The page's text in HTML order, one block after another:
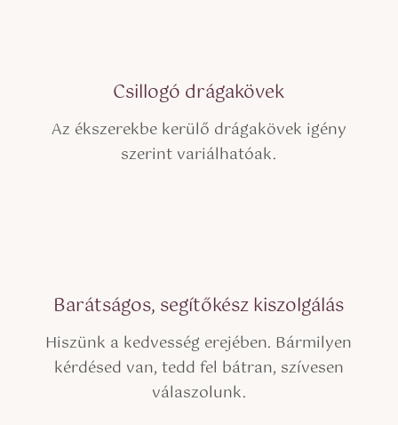
Csillogó drágakövek
Az ékszerekbe kerülő drágakövek igény
szerint variálhatóak.
Barátságos, segítőkész kiszolgálás
Hiszünk a kedvesség erejében. Bármilyen
kérdésed van, tedd fel bátran, szívesen
válaszolunk.